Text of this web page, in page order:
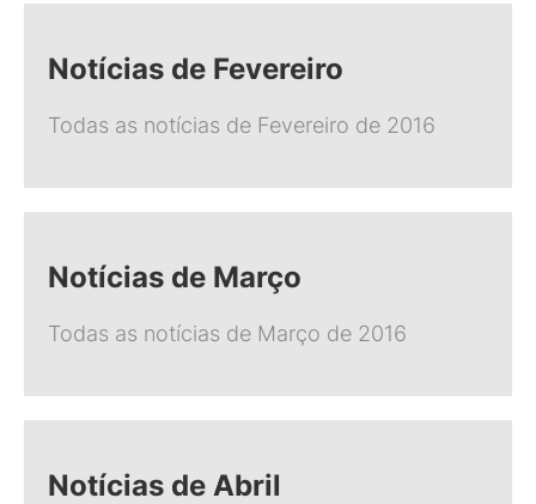
Notícias de Fevereiro
Todas as notícias de Fevereiro de 2016
Notícias de Março
Todas as notícias de Março de 2016
Notícias de Abril